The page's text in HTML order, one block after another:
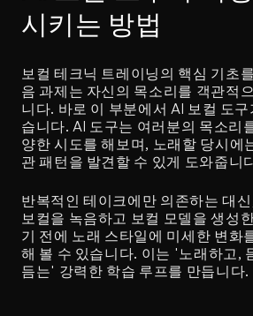
시키는 방법
보컬 테크닉 트레이닝의 핵심 기초
음 과제는 자신의 목소리를 객관적
니다. 바로 이 부분에서 AI 보컬 도
습니다. AI 도구는 여러분의 목소리
양한 시도를 해보며, 노래할 당시에
관 패턴을 발견할 수 있게 도와줍니
반복적인 테이크에만 의존하는 대
보컬을 녹음하고 보컬 모델을 생성
기 전에 노래 스타일에 미세한 변화
해 볼 수 있습니다. 이는 '노래하고,
듬는' 강력한 학습 루프를 만듭니다.